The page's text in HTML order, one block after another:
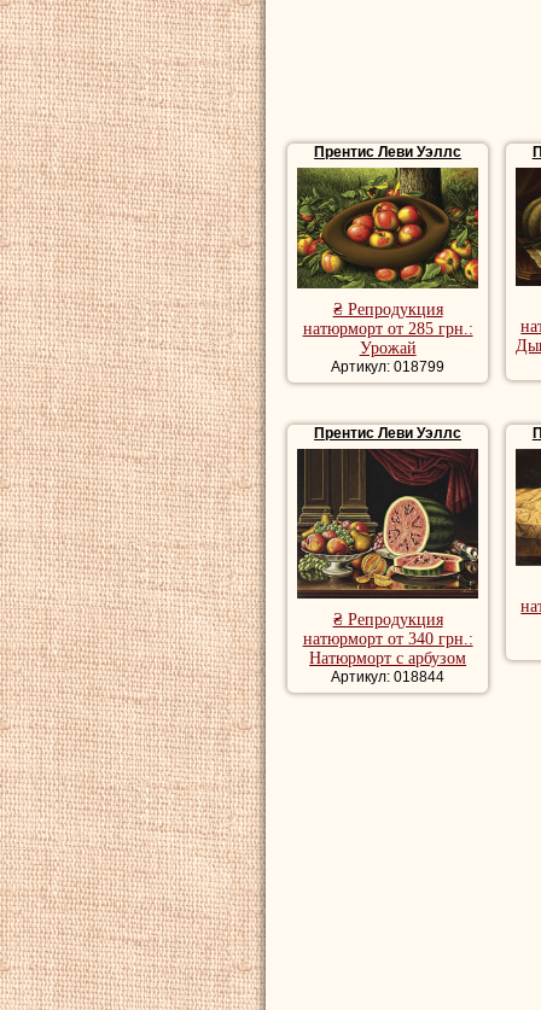
Прентис Леви Уэллс
₴ Репродукция
натюрморт от 285 грн.:
Урожай
Артикул: 018799
Прентис Леви Уэллс
₴ Репродукция
натюрморт от 340 грн.:
Натюрморт с арбузом
Артикул: 018844